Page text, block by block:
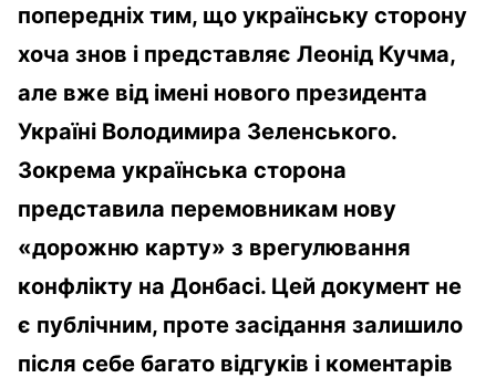
попередніх тим, що українську сторону
хоча знов і представляє Леонід Кучма,
але вже від імені нового президента
Україні Володимира Зеленського.
Зокрема українська сторона
представила перемовникам нову
«дорожню карту» з врегулювання
конфлікту на Донбасі. Цей документ не
є публічним, проте засідання залишило
після себе багато відгуків і коментарів